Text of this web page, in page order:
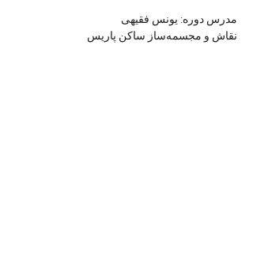
مدرس دوره: یونس فقیهی
نقاش و مجسمه‌ساز ساکن پاریس